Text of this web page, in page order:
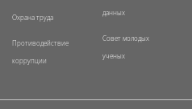
Охрана труда
Противодействие
коррупции
данных
Совет молодых
ученых